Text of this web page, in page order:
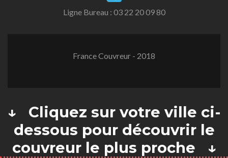
Ligne Bureau : 03 22 20 09 80
France Couvreur - 2018
↓ Cliquez sur votre ville ci-
dessous pour découvrir le
couvreur le plus proche ↓